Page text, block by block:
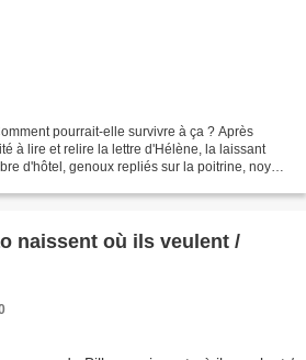
pourrait-elle survivre à ça ? Après
à lire et relire la lettre d'Hélène, la laissant
d'hôtel, genoux repliés sur la poitrine, noyée
naissent où ils veulent /